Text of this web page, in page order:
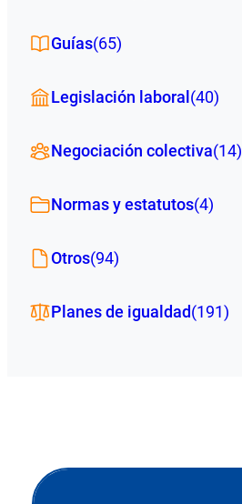
Guías(65)
Legislación laboral (40)
Negociación colectiva(14)
Normas y estatutos(4)
Otros(94)
Planes de igualdad(191)